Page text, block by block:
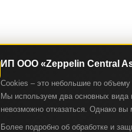
ИП ООО «Zeppelin Central
Cookies – это небольшие по
Мы используем два основных вида
невозможно отказаться. Однако вы
Более подробно об обработке и